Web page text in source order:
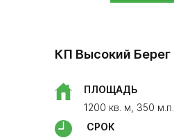
​КП Высокий Берег
ПЛОЩАДЬ
1200 кв. м, 350 м.п.
СРОК